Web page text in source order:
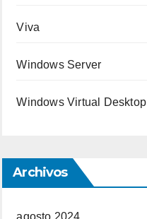
Viva
Windows Server
Windows Virtual Desktop
Archivos
agosto 2024